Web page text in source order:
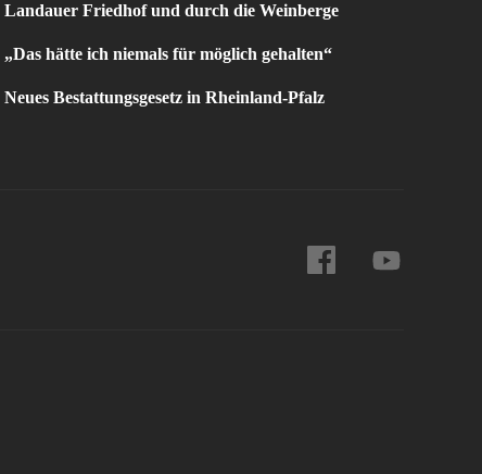
Landauer Friedhof und durch die Weinberge
„Das hätte ich niemals für möglich gehalten“
Neues Bestattungsgesetz in Rheinland-Pfalz